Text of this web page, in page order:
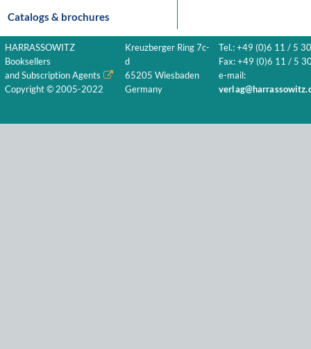
Catalogs & brochures
HARRASSOWITZ
Booksellers
and Subscription Agents
Copyright © 2005-2022
Kreuzberger Ring 7c-
d
65205 Wiesbaden
Germany
Tel.: +49 (0)6 11 / 5
Fax: +49 (0)6 11 / 5
e-mail: